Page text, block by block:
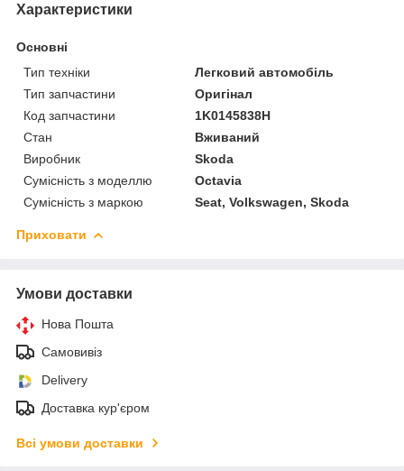
Характеристики
Основні
Тип техніки
Легковий автомобіль
Тип запчастини
Оригінал
Код запчастини
1K0145838H
Стан
Вживаний
Виробник
Skoda
Сумісність з моделлю
Octavia
Сумісність з маркою
Seat, Volkswagen, Skoda
Приховати
Умови доставки
Нова Пошта
Самовивіз
Delivery
Доставка кур'єром
Всі умови доставки